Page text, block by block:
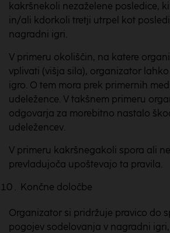
kakršnekoli nezaželene posledice,
in/ali kdorkoli tretji utrpel kot
nagradni igri.
V primeru okoliščin, na katere
vplivati (višja sila), organizator
igro. O tem mora prek primernih
udeležence. V takšnem primeru
odgovarja za morebitno nastalo
udeležencev.
V primeru kakršnegakoli spora ali
prevladujoča upoštevajo ta pravila.
Končne določbe
Organizator si pridržuje pravico do
pogojev sodelovanja v nagradni